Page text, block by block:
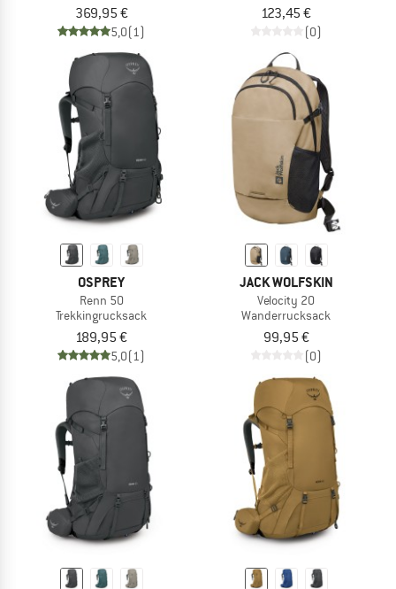
369,95 €
5,0(1)
123,45 €
(0)
OSPREY
Renn 50
Trekkingrucksack
189,95 €
5,0(1)
JACK WOLFSKIN
Velocity 20
Wanderrucksack
99,95 €
(0)